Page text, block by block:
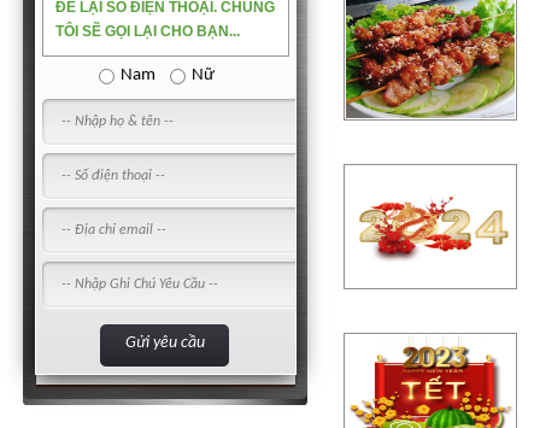
ĐỂ LẠI SỐ ĐIỆN THOẠI. CHÚNG
TÔI SẼ GỌI LẠI CHO BẠN...
Nam Nữ